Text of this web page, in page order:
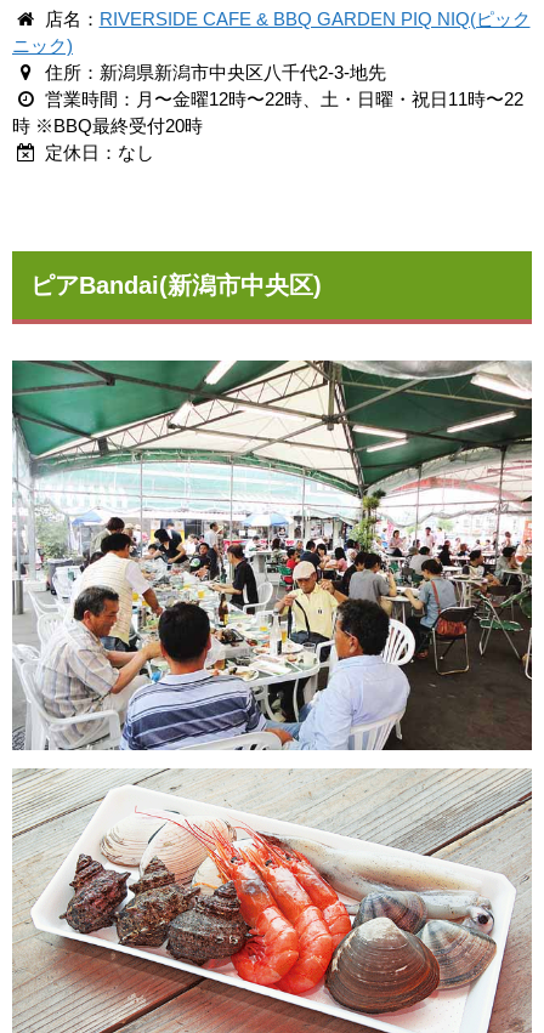
店名： RIVERSIDE CAFE & BBQ GARDEN PIQ NIQ(ピック
ニック)
住所：新潟県新潟市中央区八千代2-3-地先
営業時間：月〜金曜12時〜22時、土・日曜・祝日11時〜22
時 ※BBQ最終受付20時
定休日：なし
ピアBandai(新潟市中央区)